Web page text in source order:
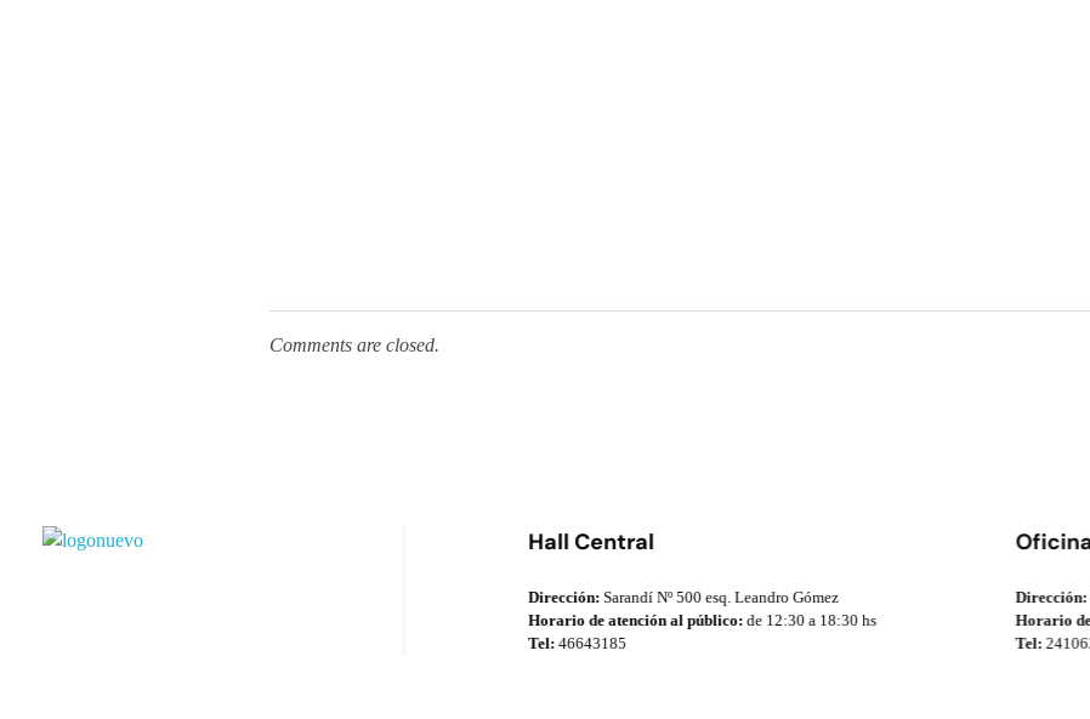
Comments are closed.
Hall Central
Dirección:Sarandí Nº 500 esq. Leandro Gómez
Horario de atención al público:de 12:30 a 18:30 hs
Tel:46643185
Dirección:
Horario
Tel: